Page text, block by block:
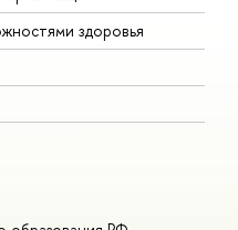
здоровья